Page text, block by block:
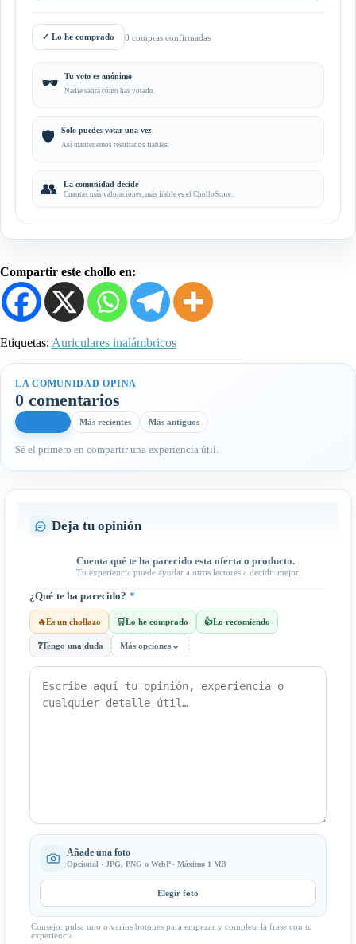
✓ Lo he comprado 0 compras confirmadas
🕶️ Tu voto es anónimo
Nadie sabrá cómo has votado.
🛡️ Solo puedes votar una vez
Así mantenemos resultados fiables.
👥 La comunidad decide
Cuantas más valoraciones, más fiable es el CholloScore.
Compartir este chollo en:
Etiquetas: Auriculares inalámbricos
LA COMUNIDAD OPINA
0 comentarios
Más recientes Más antiguos
Sé el primero en compartir una experiencia útil.
Deja tu opinión
Cuenta qué te ha parecido esta oferta o producto.
Tu experiencia puede ayudar a otros lectores a decidir mejor.
¿Qué te ha parecido? *
🔥Es un chollazo 🛒Lo he comprado 👍Lo recomiendo
❓Tengo una duda Más opciones ⌄
Añade una foto
Opcional · JPG, PNG o WebP · Máximo 1 MB
Elegir foto
Consejo: pulsa uno o varios botones para empezar y completa la frase con tu
experiencia.